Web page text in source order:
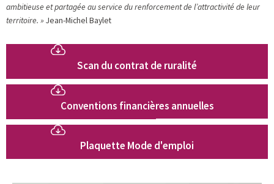
ambitieuse et partagée au service du renforcement de l’attractivité de leur
territoire. » Jean-Michel Baylet
Scan du contrat de ruralité
Conventions financières annuelles
Plaquette Mode d'emploi